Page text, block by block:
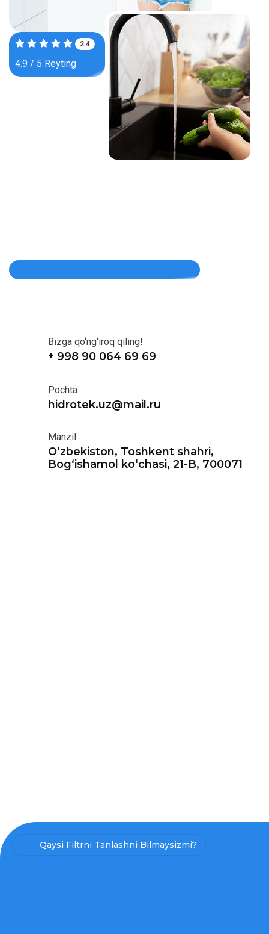
3.8
4.9 / 5 Reyting
Bizga qo‘ng‘iroq qiling!
+ 998 90 064 69 69
Pochta
hidrotek.uz@mail.ru
Manzil
O‘zbekiston, Toshkent shahri,
Bog‘ishamol ko‘chasi, 21-B, 700071
Qaysi Filtrni Tanlashni Bilmaysizmi?